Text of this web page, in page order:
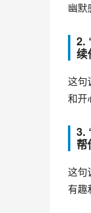
幽默
2.
续
这句
和开
3.
帮
这句
有趣